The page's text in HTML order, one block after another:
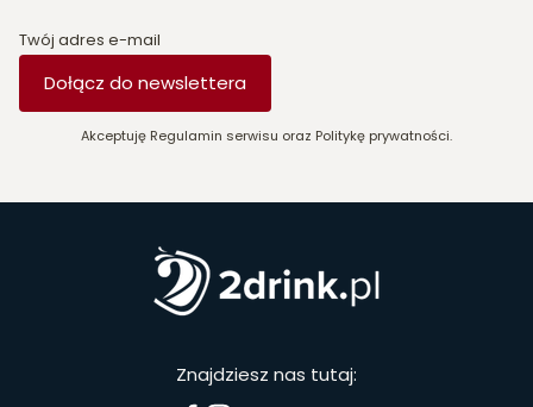
Twój adres e-mail
Dołącz do newslettera
Akceptuję Regulamin serwisu oraz Politykę prywatności.
Znajdziesz nas tutaj: